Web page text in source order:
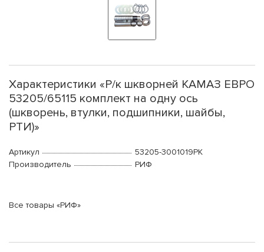
Характеристики «Р/к шкворней КАМАЗ ЕВРО
53205/65115 комплект на одну ось
(шкворень, втулки, подшипники, шайбы,
РТИ)»
Артикул
53205-3001019РК
Производитель
РИФ
Все товары «РИФ»